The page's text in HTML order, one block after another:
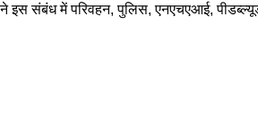
संबंध में परिवहन, पुलिस, एनएचएआई,